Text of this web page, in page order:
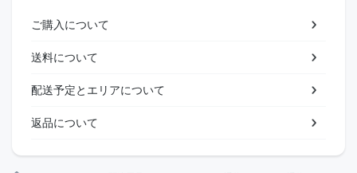
ご購入について
送料について
配送予定とエリアについて
返品について